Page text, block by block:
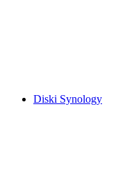
Diski Synology